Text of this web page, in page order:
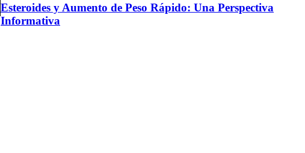
Esteroides y Aumento de Peso Rápido: Una Perspectiva
Informativa